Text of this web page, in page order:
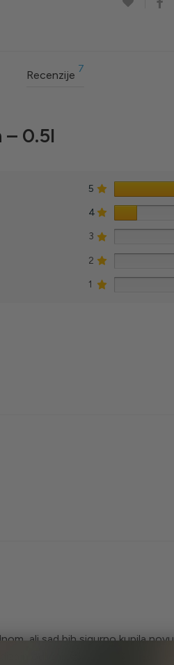
ukupno 5 (
Recenzije 7
– 0.5l
5
4
3
2
1
ali sad bih sigurno kupila
odlični! 🥰